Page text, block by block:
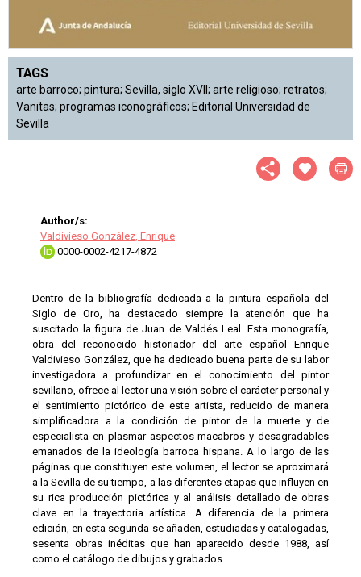
TAGS
arte barroco; pintura; Sevilla, siglo XVII; arte religioso; retratos;
Vanitas; programas iconográficos; Editorial Universidad de
Sevilla
Author/s:
Valdivieso González, Enrique
0000-0002-4217-4872
Dentro de la bibliografía dedicada a la pintura española del
Siglo de Oro, ha destacado siempre la atención que ha
suscitado la figura de Juan de Valdés Leal. Esta monografía,
obra del reconocido historiador del arte español Enrique
Valdivieso González, que ha dedicado buena parte de su labor
investigadora a profundizar en el conocimiento del pintor
sevillano, ofrece al lector una visión sobre el carácter personal y
el sentimiento pictórico de este artista, reducido de manera
simplificadora a la condición de pintor de la muerte y de
especialista en plasmar aspectos macabros y desagradables
emanados de la ideología barroca hispana. A lo largo de las
páginas que constituyen este volumen, el lector se aproximará
a la Sevilla de su tiempo, a las diferentes etapas que influyen en
su rica producción pictórica y al análisis detallado de obras
clave en la trayectoria artística. A diferencia de la primera
edición, en esta segunda se añaden, estudiadas y catalogadas,
sesenta obras inéditas que han aparecido desde 1988, así
como el catálogo de dibujos y grabados.